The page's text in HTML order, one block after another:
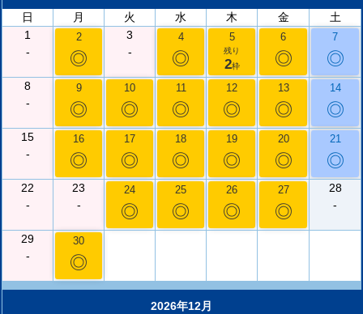
日
月 火 水 木 金
土
1
-
2
◎
3
-
4
◎
5
残り
2枠
6
◎
7
◎
8
-
9
◎
10
◎
11
◎
12
◎
13
◎
14
◎
15
-
16
◎
17
◎
18
◎
19
◎
20
◎
21
◎
22
-
23
-
24
◎
25
◎
26
◎
27
◎
28
-
29
-
30
◎
2026年12月